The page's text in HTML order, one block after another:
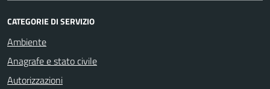
CATEGORIE DI SERVIZIO
Ambiente
Anagrafe e stato civile
Autorizzazioni